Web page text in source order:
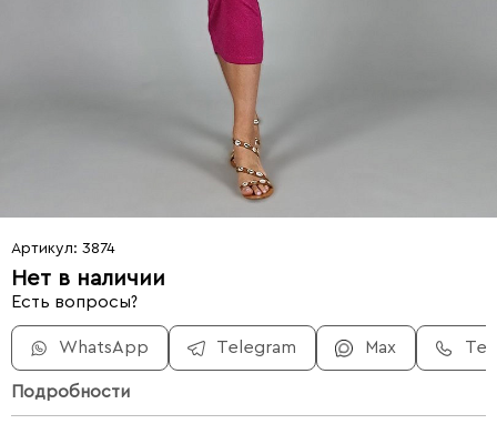
Артикул: 3874
Нет в наличии
Есть вопросы?
WhatsApp Telegram Max
Подробности